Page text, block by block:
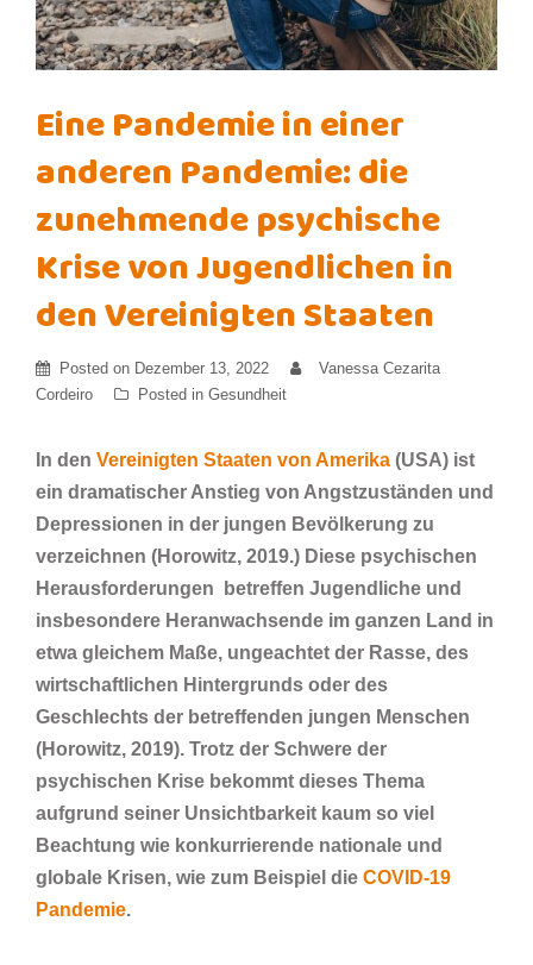
Eine Pandemie in einer
anderen Pandemie: die
zunehmende psychische
Krise von Jugendlichen in
den Vereinigten Staaten
Posted on Dezember 13, 2022
Vanessa Cezarita
Cordeiro
Posted in Gesundheit
In den Vereinigten Staaten von Amerika (USA) ist
ein dramatischer Anstieg von Angstzuständen und
Depressionen in der jungen Bevölkerung zu
verzeichnen (Horowitz, 2019.) Diese psychischen
Herausforderungen betreffen Jugendliche und
insbesondere Heranwachsende im ganzen Land in
etwa gleichem Maße, ungeachtet der Rasse, des
wirtschaftlichen Hintergrunds oder des
Geschlechts der betreffenden jungen Menschen
(Horowitz, 2019). Trotz der Schwere der
psychischen Krise bekommt dieses Thema
aufgrund seiner Unsichtbarkeit kaum so viel
Beachtung wie konkurrierende nationale und
globale Krisen, wie zum Beispiel die COVID-19
Pandemie.